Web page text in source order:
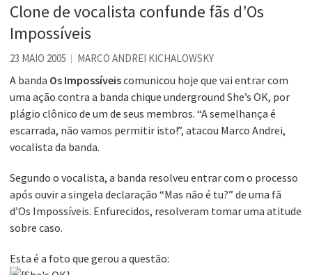
Contardo Calligaris prega o “direito à tristeza”
Esse tal de Rock Gaúcho
Clone de vocalista confunde fãs d’Os
Impossíveis
23 MAIO 2005 MARCO ANDREI KICHALOWSKY
A banda Os Impossíveiscomunicou hoje que vai entrar com
uma ação contra a banda chique underground She’s OK, por
plágio clônico de um de seus membros. “A semelhança é
escarrada, não vamos permitir isto!”, atacou Marco Andrei,
vocalista da banda.
Segundo o vocalista, a banda resolveu entrar com o processo
após ouvir a singela declaração “Mas não é tu?” de uma fã
d’Os Impossíveis. Enfurecidos, resolveram tomar uma atitude
sobre caso.
Esta é a foto que gerou a questão: